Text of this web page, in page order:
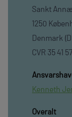
Sankt
1250
Denmark
CVR 35 41
Kenneth
Overalt